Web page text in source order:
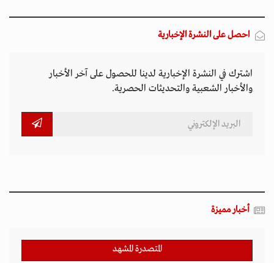
احصل على النشرة الإخبارية
اشترك في النشرة الإخبارية لدينا للحصول على آخر الأخبار
والأخبار الشعبية والتحديثات الحصرية.
أخبار مميزة
المتصدرة المشهد